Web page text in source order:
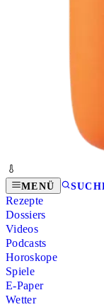
MENÜ
Rezepte
Dossiers
Videos
Podcasts
Horoskope
Spiele
E-Paper
Wetter